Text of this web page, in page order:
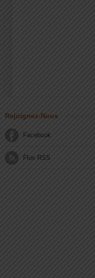
Rejoignez-Nous
Facebook
Flux RSS